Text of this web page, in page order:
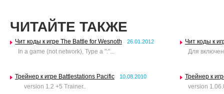
ЧИТАЙТЕ ТАКЖЕ
Чит коды к игре The Battle for Wesnoth 26.01.2012
In a game (not network), Type a ":"...
Чит коды к
Для
Трейнер к игре Battlestations Pacific 10.08.2010
version 1.2 +5 Trainer..
Трейнер к
version